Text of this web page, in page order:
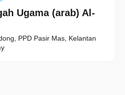
Ugama (arab) Al-
PPD Pasir Mas, Kelantan